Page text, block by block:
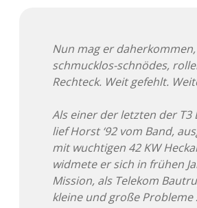
Nun mag er
schmucklos-schnödes,
Rechteck. Weit gefehlt.
Als einer der letzten der T3
lief Horst ‘92 vom Band,
mit wuchtigen 42 KW
widmete er sich in frühen
Mission, als Telekom
kleine und große Probleme